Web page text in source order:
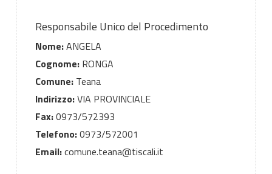
Responsabile Unico del Procedimento
Nome:ANGELA
Cognome:RONGA
Comune:Teana
Indirizzo:VIA PROVINCIALE
Fax:0973/572393
Telefono:0973/572001
Email:comune.teana@tiscali.it